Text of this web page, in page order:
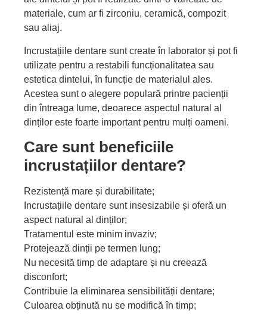
materiale, cum ar fi zirconiu, ceramică, compozit
sau aliaj.
Incrustațiile dentare sunt create în laborator și pot fi
utilizate pentru a restabili funcționalitatea sau
estetica dintelui, în funcție de materialul ales.
Acestea sunt o alegere populară printre pacienții
din întreaga lume, deoarece aspectul natural al
dinților este foarte important pentru mulți oameni.
Care sunt beneficiile
incrustațiilor dentare?
Rezistență mare și durabilitate;
Incrustațiile dentare sunt insesizabile și oferă un
aspect natural al dinților;
Tratamentul este minim invaziv;
Protejează dinții pe termen lung;
Nu necesită timp de adaptare și nu creează
disconfort;
Contribuie la eliminarea sensibilității dentare;
Culoarea obținută nu se modifică în timp;